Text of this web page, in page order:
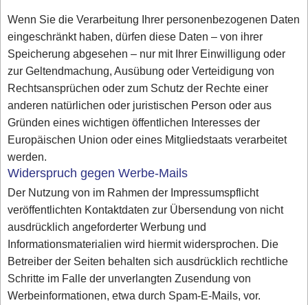
Wenn Sie die Verarbeitung Ihrer personenbezogenen Daten
eingeschränkt haben, dürfen diese Daten – von ihrer
Speicherung abgesehen – nur mit Ihrer Einwilligung oder
zur Geltendmachung, Ausübung oder Verteidigung von
Rechtsansprüchen oder zum Schutz der Rechte einer
anderen natürlichen oder juristischen Person oder aus
Gründen eines wichtigen öffentlichen Interesses der
Europäischen Union oder eines Mitgliedstaats verarbeitet
werden.
Widerspruch gegen Werbe-Mails
Der Nutzung von im Rahmen der Impressumspflicht
veröffentlichten Kontaktdaten zur Übersendung von nicht
ausdrücklich angeforderter Werbung und
Informationsmaterialien wird hiermit widersprochen. Die
Betreiber der Seiten behalten sich ausdrücklich rechtliche
Schritte im Falle der unverlangten Zusendung von
Werbeinformationen, etwa durch Spam-E-Mails, vor.